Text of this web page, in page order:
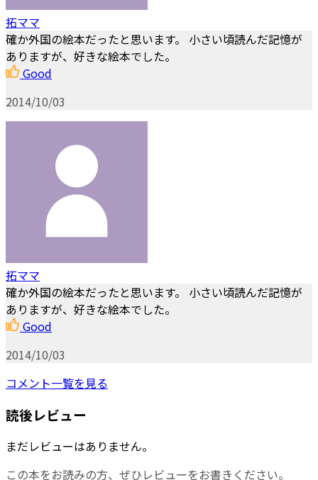
拓ママ
確か外国の絵本だったと思います。 小さい頃読んだ記憶が
ありますが、好きな絵本でした。
Good
2014/10/03
拓ママ
確か外国の絵本だったと思います。 小さい頃読んだ記憶が
ありますが、好きな絵本でした。
Good
2014/10/03
コメント一覧を見る
読後レビュー
まだレビューはありません。
この本をお読みの方、ぜひレビューをお書きください。